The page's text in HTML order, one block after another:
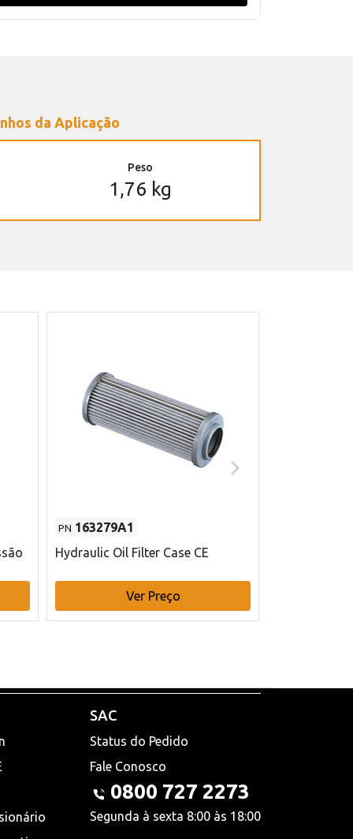
da Aplicação
Peso
1,76 kg
PN 163279A1
Hydraulic Oil Filter Case CE
Ver Preço
SAC
Status do Pedido
Fale Conosco
0800 727 2273
Segunda à sexta 8:00 às 18:00